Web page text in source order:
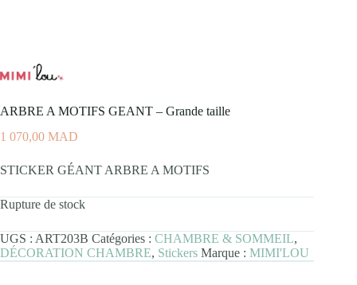
ARBRE A MOTIFS GEANT – Grande taille
1 070,00 MAD
STICKER GÉANT ARBRE A MOTIFS
Rupture de stock
UGS : ART203B Catégories : CHAMBRE & SOMMEIL,
DÉCORATION CHAMBRE, Stickers Marque : MIMI'LOU